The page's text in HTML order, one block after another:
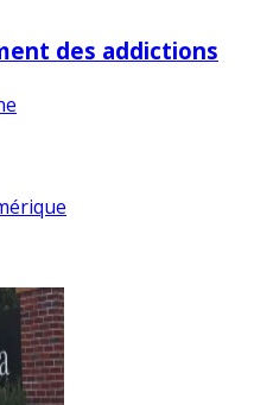
des addictions